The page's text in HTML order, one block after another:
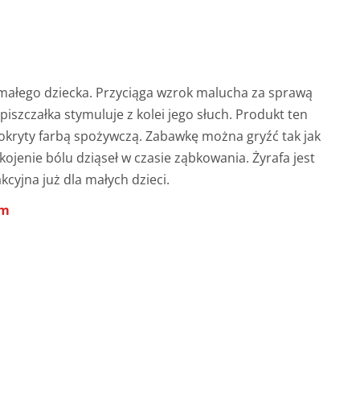
dziecka. Przyciąga wzrok malucha za sprawą
stymuluje z kolei jego słuch. Produkt ten
farbą spożywczą. Zabawkę można gryźć tak jak
bólu dziąseł w czasie ząbkowania. Żyrafa jest
już dla małych dzieci.